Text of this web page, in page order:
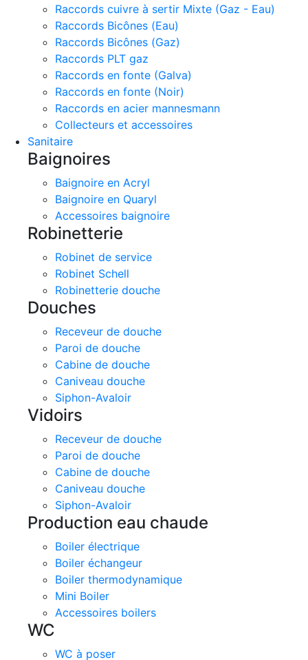
Raccords cuivre à sertir Mixte (Gaz - Eau)
Raccords Bicônes (Eau)
Raccords Bicônes (Gaz)
Raccords PLT gaz
Raccords en fonte (Galva)
Raccords en fonte (Noir)
Raccords en acier mannesmann
Collecteurs et accessoires
Sanitaire
Baignoires
Baignoire en Acryl
Baignoire en Quaryl
Accessoires baignoire
Robinetterie
Robinet de service
Robinet Schell
Robinetterie douche
Douches
Receveur de douche
Paroi de douche
Cabine de douche
Caniveau douche
Siphon-Avaloir
Vidoirs
Receveur de douche
Paroi de douche
Cabine de douche
Caniveau douche
Siphon-Avaloir
Production eau chaude
Boiler électrique
Boiler échangeur
Boiler thermodynamique
Mini Boiler
Accessoires boilers
WC
WC à poser